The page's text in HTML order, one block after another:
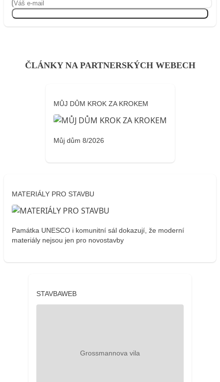
ČLÁNKY NA PARTNERSKÝCH WEBECH
MŮJ DŮM KROK ZA KROKEM
Můj dům 8/2026
MATERIÁLY PRO STAVBU
Památka UNESCO i komunitní sál dokazují, že moderní
materiály nejsou jen pro novostavby
STAVBAWEB